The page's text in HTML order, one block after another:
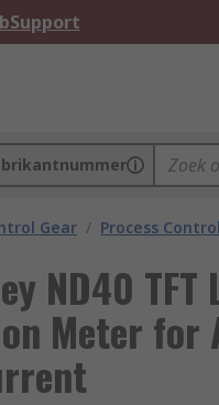
Support
Gear / Process Control
ND40
Meter for